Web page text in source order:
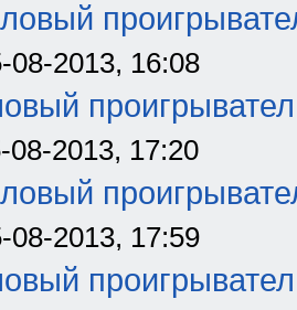
08-2013, 16:08
08-2013, 17:20
08-2013, 17:59